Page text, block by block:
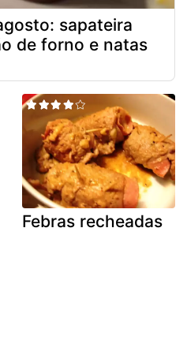
sapateira
de forno e natas
Febras recheadas